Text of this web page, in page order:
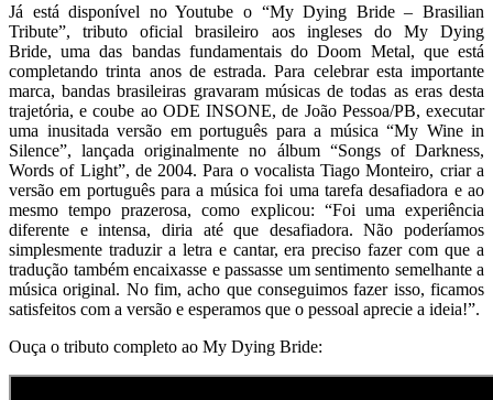
Já está disponível no Youtube o “My Dying Bride – Brasilian
Tribute”, tributo oficial brasileiro aos ingleses do My Dying
Bride, uma das bandas fundamentais do Doom Metal, que está
completando trinta anos de estrada. Para celebrar esta importante
marca, bandas brasileiras gravaram músicas de todas as eras desta
trajetória, e coube ao ODE INSONE, de João Pessoa/PB, executar
uma inusitada versão em português para a música “My Wine in
Silence”, lançada originalmente no álbum “Songs of Darkness,
Words of Light”, de 2004. Para o vocalista Tiago Monteiro, criar a
versão em português para a música foi uma tarefa desafiadora e ao
mesmo tempo prazerosa, como explicou: “Foi uma experiência
diferente e intensa, diria até que desafiadora. Não poderíamos
simplesmente traduzir a letra e cantar, era preciso fazer com que a
tradução também encaixasse e passasse um sentimento semelhante a
música original. No fim, acho que conseguimos fazer isso, ficamos
satisfeitos com a versão e esperamos que o pessoal aprecie a ideia!”.
Ouça o tributo completo ao My Dying Bride: